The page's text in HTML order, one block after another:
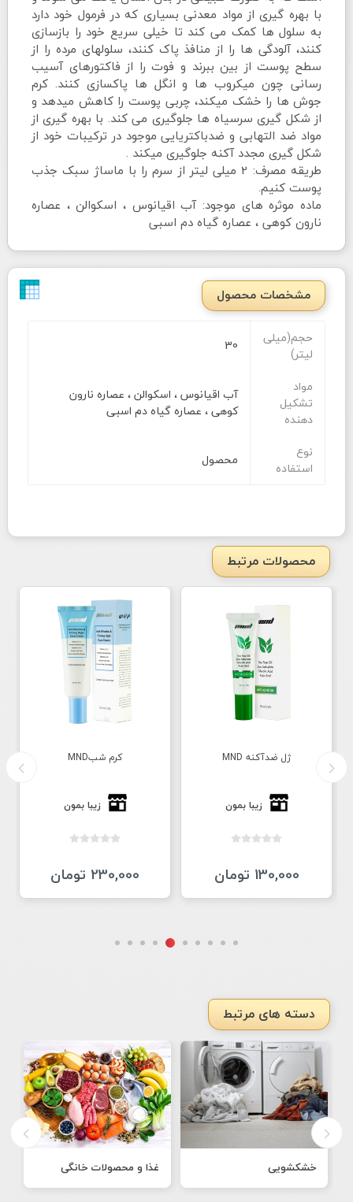
با بهره گیری از مواد معدنی بسیاری که در فرمول خود دارد
به سلول ها کمک می کند تا خیلی سریع خود را بازسازی
کنند، آلودگی ها را از منافذ پاک کنند، سلولهای مرده را از
سطح پوست از بین ببرند و فوت را از فاکتورهای آسیب
رسانی چون میکروب ها و انگل ها پاکسازی کنند. کرم
جوش ها را خشک میکند، چربی پوست را کاهش میدهد و
از شکل گیری سرسیاه ها جلوگیری می کند. با بهره گیری از
مواد ضد التهابی و ضدباکتریایی موجود در ترکیبات خود از
شکل گیری مجدد آکنه جلوگیری میکند .
طریقه مصرف: 2 میلی لیتر از سرم را با ماساژ سبک جذب
پوست کنیم.
ماده موثره های موجود: آب اقیانوس ، اسکوالن ، عصاره
نارون کوهی ، عصاره گیاه دم اسبی
مشخصات محصول
حجم(میلی
لیتر)
30
مواد
تشکیل
دهنده
آب اقیانوس ، اسکوالن ، عصاره نارون
کوهی ، عصاره گیاه دم اسبی
نوع
استفاده
محصول
محصولات مرتبط
ژل ضدآکنه MND
زیبا بمون
130,000 تومان
کرم شبMND
زیبا بمون
230,000 تومان
دسته های مرتبط
خشکشویی غذا و محصولات خانگی